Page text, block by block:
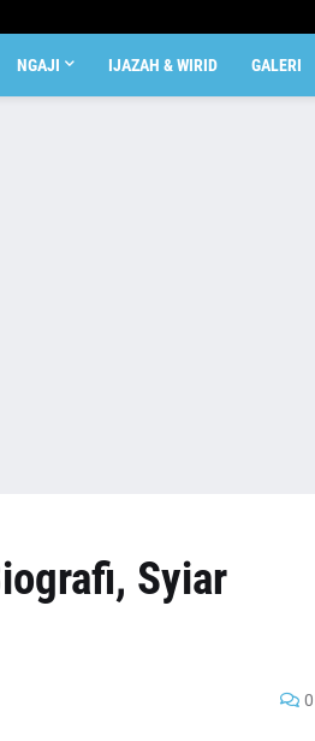
NGAJI IJAZAH & WIRID GALERI
Syiar
0